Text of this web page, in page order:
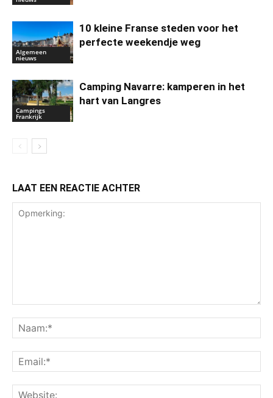
Algemeen
nieuws
10 kleine Franse steden voor het
perfecte weekendje weg
Campings
Frankrijk
Camping Navarre: kamperen in het
hart van Langres
LAAT EEN REACTIE ACHTER